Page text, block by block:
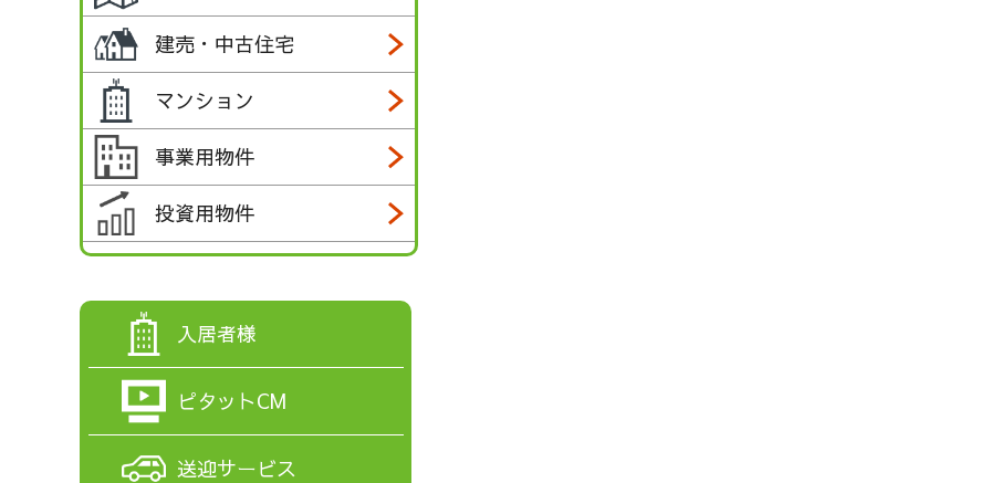
建売・中古住宅
マンション
事業用物件
投資用物件
入居者様
ピタットCM
送迎サービス